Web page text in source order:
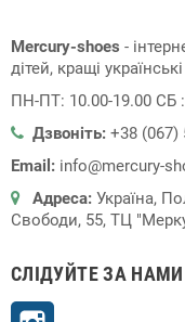
Mercury-shoes -
дітей, кращі
ПН-ПТ: 10.00-19.00 СБ
Дзвоніть: +38 (067)
Email: info@mercury-
Адреса: Україна,
Свободи, 55, ТЦ
СЛІДУЙТЕ ЗА НАМИ